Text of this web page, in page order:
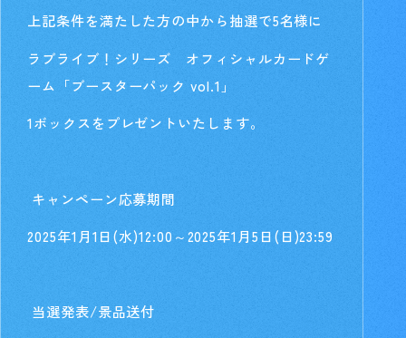
上記条件を満たした方の中から抽選で5名様に
ラブライブ！シリーズ オフィシャルカードゲ
ーム「ブースターパック vol.1」
1ボックスをプレゼントいたします。
キャンペーン応募期間
2025年1月1日(水)12:00～2025年1月5日(日)23:59
当選発表/景品送付